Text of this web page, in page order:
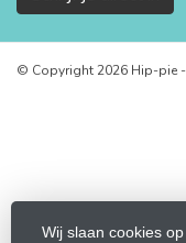
Wij slaan cookies
© Copyright 2026 Hip-pie